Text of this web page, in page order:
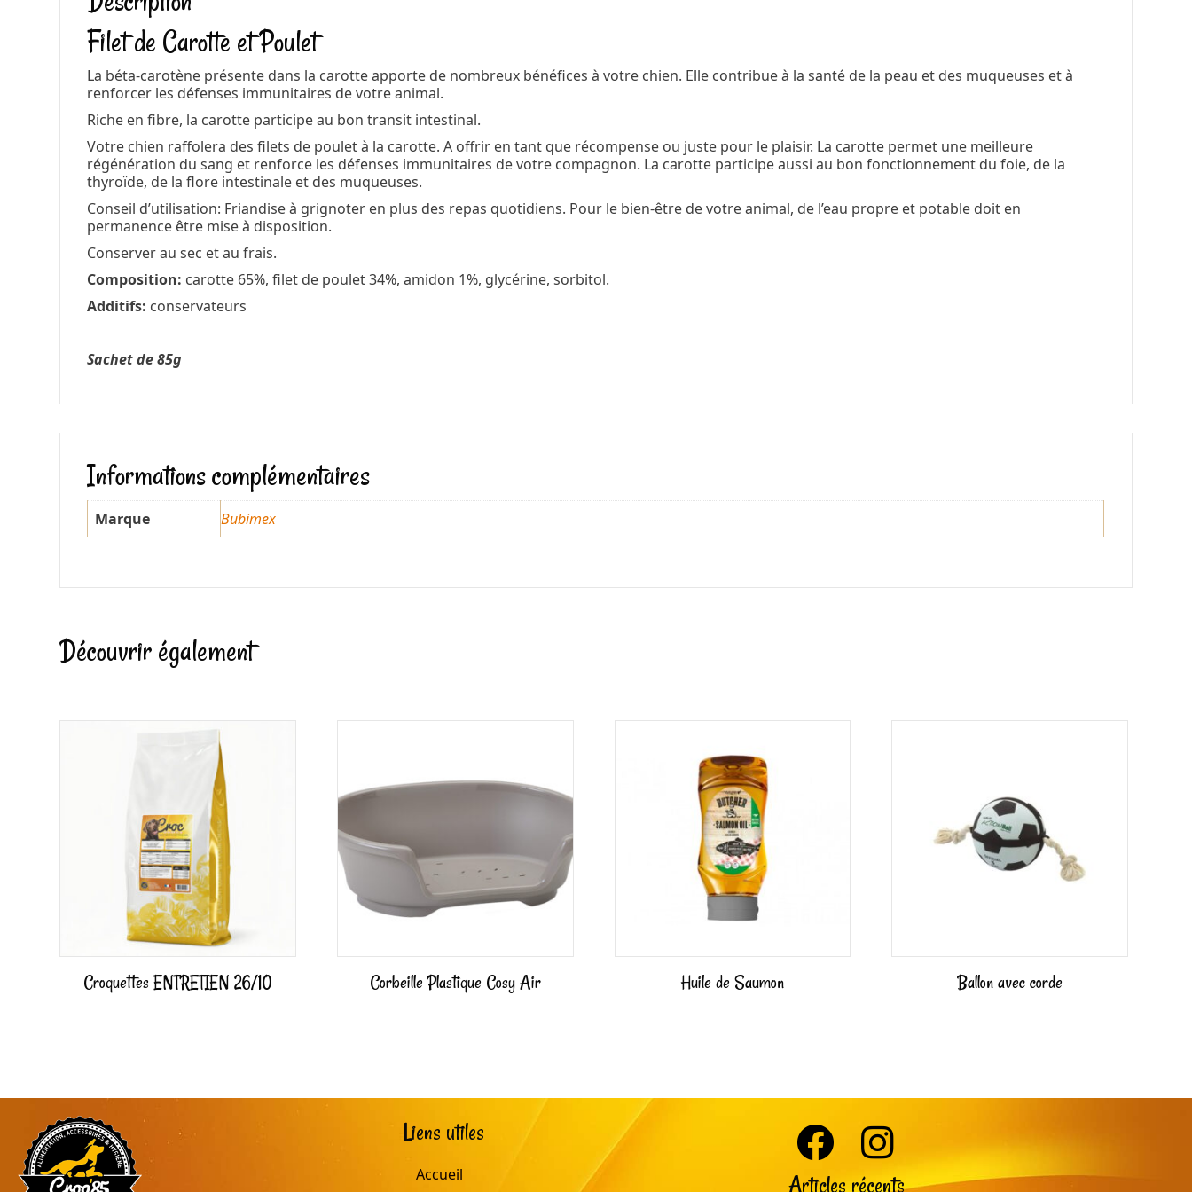
Filet de Carotte et Poulet
La béta-carotène présente dans la carotte apporte de nombreux bénéfices à votre chien. Elle contribue à la santé de la peau et des muqueuses et à
renforcer les défenses immunitaires de votre animal.
Riche en fibre, la carotte participe au bon transit intestinal.
Votre chien raffolera des filets de poulet à la carotte. A offrir en tant que récompense ou juste pour le plaisir. La carotte permet une meilleure
régénération du sang et renforce les défenses immunitaires de votre compagnon. La carotte participe aussi au bon fonctionnement du foie, de la
thyroïde, de la flore intestinale et des muqueuses.
Conseil d’utilisation: Friandise à grignoter en plus des repas quotidiens. Pour le bien-être de votre animal, de l’eau propre et potable doit en
permanence être mise à disposition.
Conserver au sec et au frais.
Composition: carotte 65%, filet de poulet 34%, amidon 1%, glycérine, sorbitol.
Additifs: conservateurs
Sachet de 85g
Informations complémentaires
Marque Bubimex
Découvrir également
Croquettes ENTRETIEN 26/10 Corbeille Plastique Cosy Air Huile de Saumon Ballon avec corde
Liens utiles
Accueil
Articles récents